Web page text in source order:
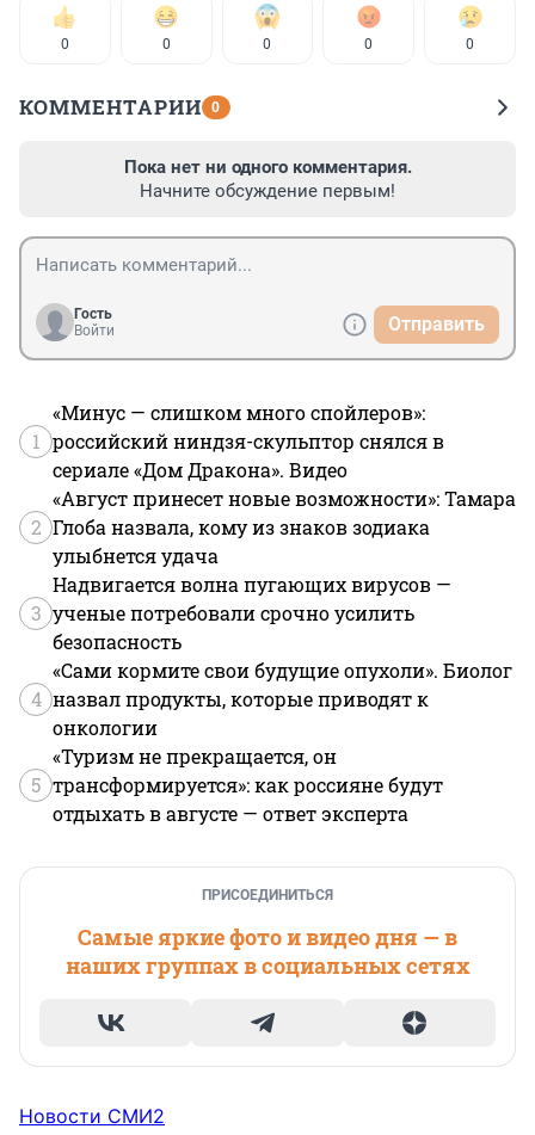
0 0 0 0 0
КОММЕНТАРИИ 0
Пока нет ни одного комментария.
Начните обсуждение первым!
Гость
Войти
Отправить
1
«Минус — слишком много спойлеров»:
российский ниндзя-скульптор снялся в
сериале «Дом Дракона». Видео
2
«Август принесет новые возможности»: Тамара
Глоба назвала, кому из знаков зодиака
улыбнется удача
3
Надвигается волна пугающих вирусов —
ученые потребовали срочно усилить
безопасность
4
«Сами кормите свои будущие опухоли». Биолог
назвал продукты, которые приводят к
онкологии
5
«Туризм не прекращается, он
трансформируется»: как россияне будут
отдыхать в августе — ответ эксперта
ПРИСОЕДИНИТЬСЯ
Самые яркие фото и видео дня — в
наших группах в социальных сетях
Новости СМИ2